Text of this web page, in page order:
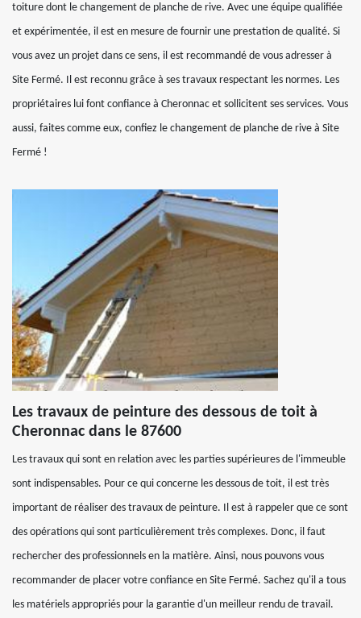
toiture dont le changement de planche de rive. Avec une équipe qualifiée
et expérimentée, il est en mesure de fournir une prestation de qualité. Si
vous avez un projet dans ce sens, il est recommandé de vous adresser à
Site Fermé. Il est reconnu grâce à ses travaux respectant les normes. Les
propriétaires lui font confiance à Cheronnac et sollicitent ses services. Vous
aussi, faites comme eux, confiez le changement de planche de rive à Site
Fermé !
Les travaux de peinture des dessous de toit à
Cheronnac dans le 87600
Les travaux qui sont en relation avec les parties supérieures de l'immeuble
sont indispensables. Pour ce qui concerne les dessous de toit, il est très
important de réaliser des travaux de peinture. Il est à rappeler que ce sont
des opérations qui sont particulièrement très complexes. Donc, il faut
rechercher des professionnels en la matière. Ainsi, nous pouvons vous
recommander de placer votre confiance en Site Fermé. Sachez qu'il a tous
les matériels appropriés pour la garantie d'un meilleur rendu de travail.